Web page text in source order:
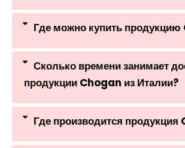
Где можно купить
Сколько времени занимает
продукции Chogan из Италии?
Где производится